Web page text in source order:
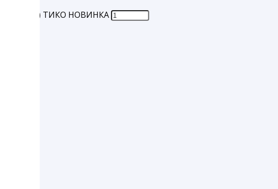
(50/300) ТИКО НОВИНКА